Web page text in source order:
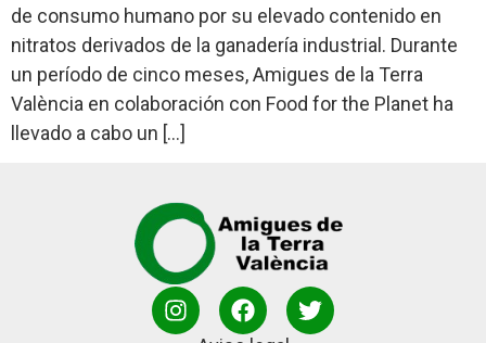
de consumo humano por su elevado contenido en
nitratos derivados de la ganadería industrial. Durante
un período de cinco meses, Amigues de la Terra
València en colaboración con Food for the Planet ha
llevado a cabo un […]